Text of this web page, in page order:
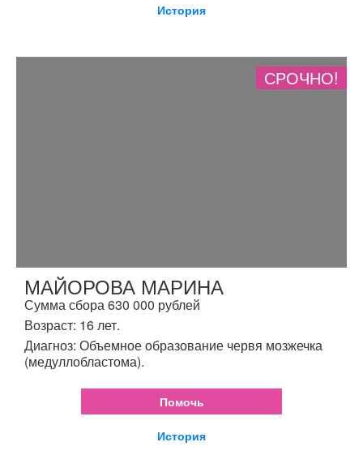
История
СРОЧНО!
МАЙОРОВА МАРИНА
Сумма сбора 630 000 рублей
Возраст: 16 лет.
Диагноз: Объемное образование червя мозжечка
(медуллобластома).
Помочь
История